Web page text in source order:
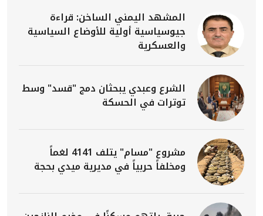
المشهد اليمني الساخن: قراءة
جيوسياسية أولية للأوضاع السياسية
والعسكرية
الشرع وعبدي يبحثان دمج "قسد" وسط
توترات في الحسكة
مشروع "مسام" يتلف 4141 لغماً
ومخلفاً حربياً في مديرية ميدي بحجة